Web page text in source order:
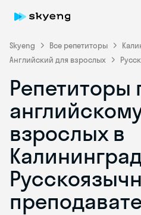
Skyeng Все репетиторы
Английский для взрослых
Репетиторы
взрослых в
Skyeng Chat